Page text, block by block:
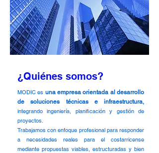
¿Quiénes somos?
MODIC es una empresa orientada al desarrollo
de soluciones técnicas e infraestructura,
integrando ingeniería, planificación y gestión de
proyectos.
Trabajamos con enfoque profesional para responder
a necesidades reales para el costarricense
mediante propuestas viables, estructuradas y bien